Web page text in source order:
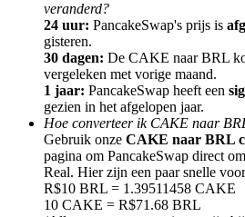
Deposit CASHCAT & Win
veranderd?
24 uur: PancakeSwap's prijs is
gisteren.
30 dagen: De CAKE naar BRL
vergeleken met vorige maand.
1 jaar: PancakeSwap heeft een
gezien in het afgelopen jaar.
Hoe converteer ik CAKE naar
Gebruik onze CAKE naar BRL
pagina om PancakeSwap direct
Real. Hier zijn een paar snelle
R$10 BRL = 1.39511458 CAKE
10 CAKE = R$71.68 BRL